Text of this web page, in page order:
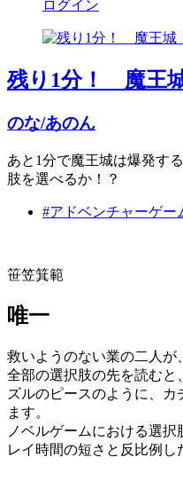
ログイン
残り1分！ 魔王
のな/あのん
あと1分で魔王城は爆発す
肢を選べるか！？
#アドベンチャーゲー
笹笠箕範
唯一
救いようのない業の二人が
全部の選択肢の先を読む
ズルのピースのように、カ
ます。
ノベルゲームにおける選
レイ時間の短さと反比例し